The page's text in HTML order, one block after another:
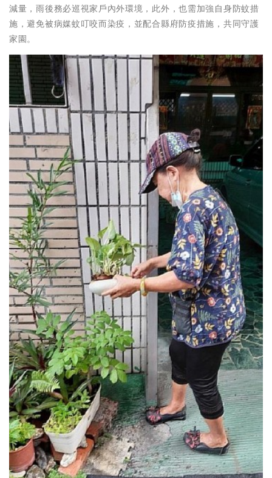
減量，雨後務必巡視家戶內外環境，此外，也需加強自身防蚊措
施，避免被病媒蚊叮咬而染疫，並配合縣府防疫措施，共同守護
家園。